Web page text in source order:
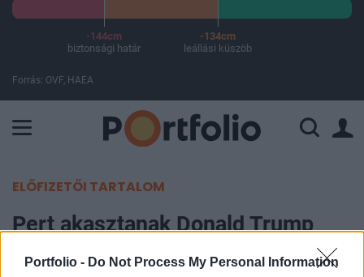
Portfolio - Do Not Process My Personal Information
-144cm
biztonsági határ
-134cm
leállási küszöb
Forrás: OVF, HAEA
ELŐFIZETŐI TARTALOM
Pert akasztanak Donald Trump
nyakába a vámok miatt